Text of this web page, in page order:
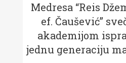
Medresa “Reis
ef. Čaušević”
akademijom
jednu generaciju